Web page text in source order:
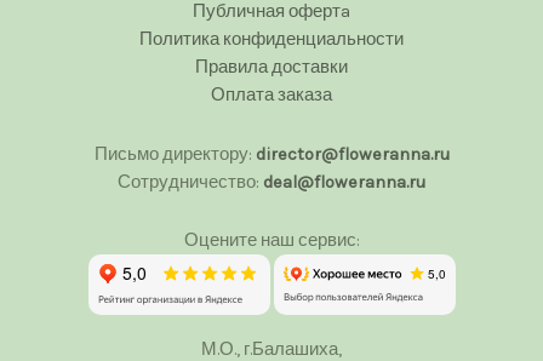
Публичная офертa
Политика конфиденциальности
Правила доставки
Оплата заказа
Письмо директору: director@floweranna.ru
Сотрудничество: deal@floweranna.ru
Оцените наш сервис:
М.О., г.Балашиха,